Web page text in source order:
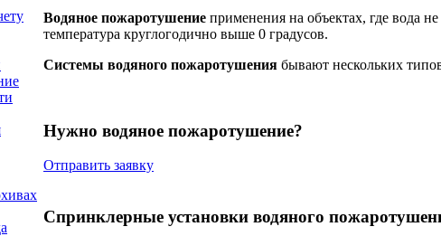
Водяное пожаротушение применения на объектах, где вода
температура круглогодично выше 0 градусов.
Системы водяного пожаротушения бывают нескольких
Нужно водяное пожаротушение?
Отправить заявку
Спринклерные установки водяного